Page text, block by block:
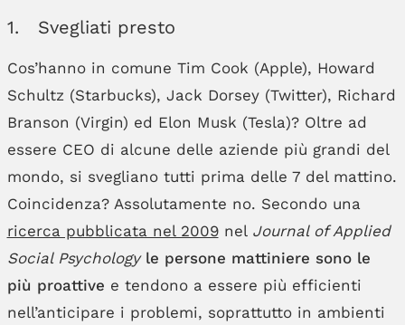
1. Svegliati presto
Cos’hanno in comune Tim Cook (Apple), Howard
Schultz (Starbucks), Jack Dorsey (Twitter), Richard
Branson (Virgin) ed Elon Musk (Tesla)? Oltre ad
essere CEO di alcune delle aziende più grandi del
mondo, si svegliano tutti prima delle 7 del mattino.
Coincidenza? Assolutamente no. Secondo una
ricerca pubblicata nel 2009nel Journal of Applied
Social Psychology le persone mattiniere sono le
più proattive e tendono a essere più efficienti
nell’anticipare i problemi, soprattutto in ambienti